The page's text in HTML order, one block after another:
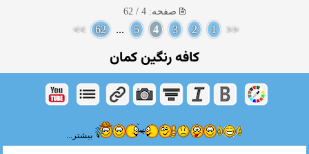
صفحه: 4 / 62
<<
1
2
3
4
5
...
62
>>
کافه رنگین کمان
بیشتر...